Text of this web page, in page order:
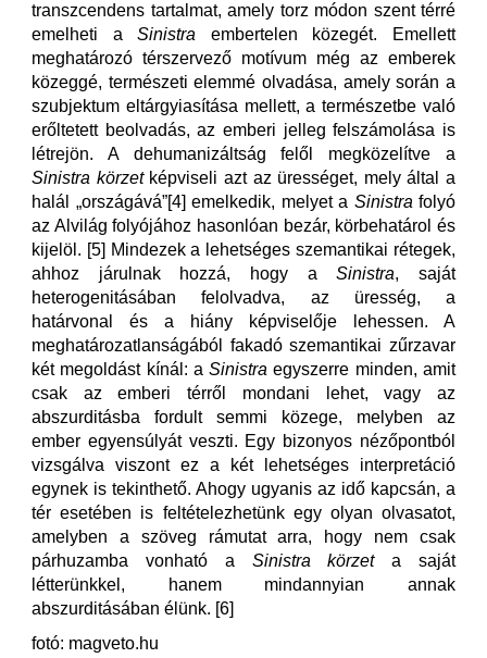
transzcendens tartalmat, amely torz módon szent térré
emelheti aSinistra embertelen közegét. Emellett
meghatározó térszervező motívum még az emberek
közeggé, természeti elemmé olvadása, amely során a
szubjektum eltárgyiasítása mellett, a természetbe való
erőltetett beolvadás, az emberi jelleg felszámolása is
létrejön. A dehumanizáltság felől megközelítve a
Sinistra körzetképviseli azt az ürességet, mely által a
halál „országává”[4] emelkedik, melyet a Sinistra folyó
az Alvilág folyójához hasonlóan bezár, körbehatárol és
kijelöl. [5] Mindezek a lehetséges szemantikai rétegek,
ahhoz járulnak hozzá, hogy aSinistra, saját
heterogenitásában felolvadva, az üresség, a
határvonal és a hiány képviselője lehessen. A
meghatározatlanságából fakadó szemantikai zűrzavar
két megoldást kínál: aSinistraegyszerre minden, amit
csak az emberi térről mondani lehet, vagy az
abszurditásba fordult semmi közege, melyben az
ember egyensúlyát veszti. Egy bizonyos nézőpontból
vizsgálva viszont ez a két lehetséges interpretáció
egynek is tekinthető. Ahogy ugyanis az idő kapcsán, a
tér esetében is feltételezhetünk egy olyan olvasatot,
amelyben a szöveg rámutat arra, hogy nem csak
párhuzamba vonható a Sinistra körzeta saját
létterünkkel, hanem mindannyian annak
abszurditásában élünk. [6]
fotó: magveto.hu